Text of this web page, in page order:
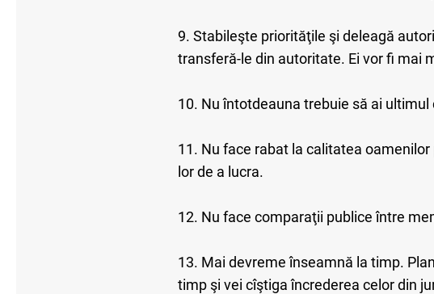
9. Stabileşte priorităţile şi deleagă
transferă-le din autoritate. Ei vor fi mai
10. Nu întotdeauna trebuie să ai ultimul
11. Nu face rabat la calitatea
lor de a lucra.
12. Nu face comparaţii publice între
13. Mai devreme înseamnă la timp.
timp şi vei cîştiga încrederea celor din